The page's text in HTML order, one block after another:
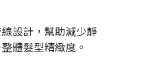
設計，幫助減少靜
體髮型精緻度。